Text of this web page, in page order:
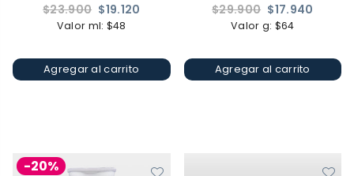
Precio
habitual
$23.900 $19.120
Valor ml: $48
Agregar al carrito
Precio
habitual
$29.900 $17.940
Valor g: $64
Agregar al carrito
-20%